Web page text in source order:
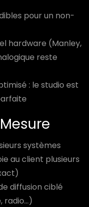
pour un non-
hardware (Manley,
reste
: le studio est
systèmes
au client plusieurs
diffusion ciblé
radio…)